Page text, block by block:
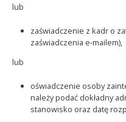
lub
zaświadczenie z kadr o
zaświadczenia e-mailem),
lub
oświadczenie osoby
należy podać dokładny
stanowisko oraz datę